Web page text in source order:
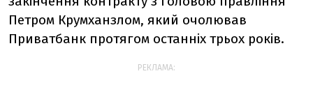
Петром Крумханзлом, який очолював
Приватбанк протягом останніх трьох років.
РЕКЛАМА: